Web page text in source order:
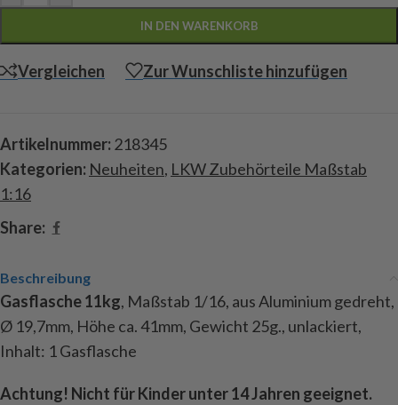
IN DEN WARENKORB
Vergleichen Zur Wunschliste hinzufügen
Artikelnummer: 218345
Kategorien: Neuheiten, LKW Zubehörteile Maßstab
1:16
Share:
Beschreibung
Gasflasche 11kg, Maßstab 1/16, aus Aluminium gedreht,
Ø 19,7mm, Höhe ca. 41mm, Gewicht 25g., unlackiert,
Inhalt: 1 Gasflasche
Achtung! Nicht für Kinder unter 14 Jahren geeignet.